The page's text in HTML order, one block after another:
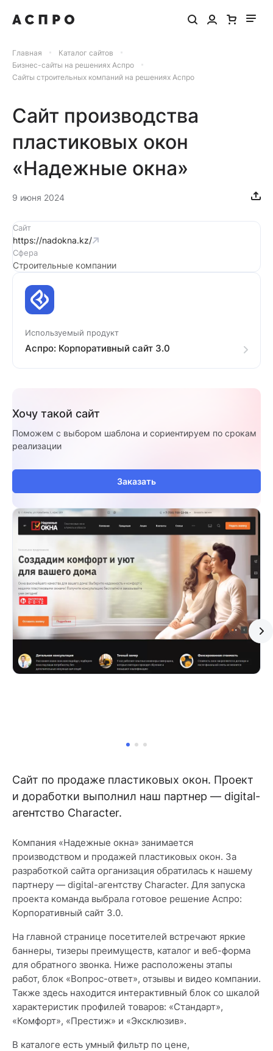
Главная
Каталог сайтов
Бизнес-сайты на решениях Аспро
Сайты строительных компаний на решениях Аспро
Сайт производства
пластиковых окон
«Надежные окна»
9 июня 2024
Сайт по продаже пластиковых окон. Проект
и доработки выполнил наш партнер — digital-
агентство Character.
Компания «Надежные окна» занимается
производством и продажей пластиковых окон. За
разработкой сайта организация обратилась к нашему
партнеру — digital-агентству Character. Для запуска
проекта команда выбрала готовое решение Аспро:
Корпоративный сайт 3.0.
На главной странице посетителей встречают яркие
баннеры, тизеры преимуществ, каталог и веб-форма
для обратного звонка. Ниже расположены этапы
работ, блок «Вопрос-ответ», отзывы и видео компании.
Также здесь находится интерактивный блок со шкалой
характеристик профилей товаров: «Стандарт»,
«Комфорт», «Престиж» и «Эксклюзив».
В каталоге есть умный фильтр по цене,
Сайт
https://nadokna.kz/
Сфера
Строительные компании
Используемый продукт
Аспро: Корпоративный сайт 3.0
Хочу такой сайт
Поможем с выбором шаблона и сориентируем по срокам
реализации
Заказать